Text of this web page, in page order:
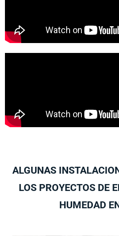
ALGUNAS
LOS PROYECTOS DE
HUMEDAD